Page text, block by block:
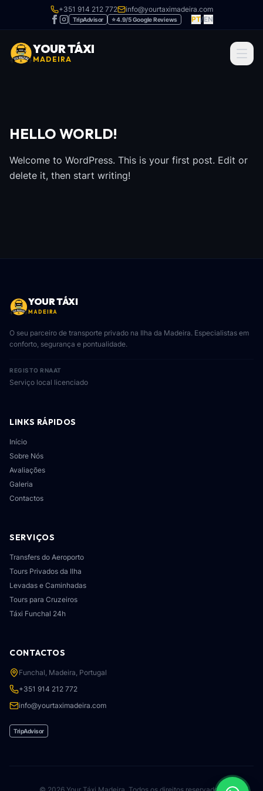
+351 914 212 772 info@yourtaximadeira.com
TripAdvisor ⭐ 4.9/5 Google Reviews PT/EN
YOUR TÁXI
MADEIRA
HELLO WORLD!
Welcome to WordPress. This is your first post. Edit or
delete it, then start writing!
YOUR TÁXI
MADEIRA
O seu parceiro de transporte privado na Ilha da Madeira. Especialistas em
conforto, segurança e pontualidade.
REGISTO RNAAT
Serviço local licenciado
LINKS RÁPIDOS
Início
Sobre Nós
Avaliações
Galeria
Contactos
SERVIÇOS
Transfers do Aeroporto
Tours Privados da Ilha
Levadas e Caminhadas
Tours para Cruzeiros
Táxi Funchal 24h
CONTACTOS
Funchal, Madeira, Portugal
+351 914 212 772
info@yourtaximadeira.com
TripAdvisor